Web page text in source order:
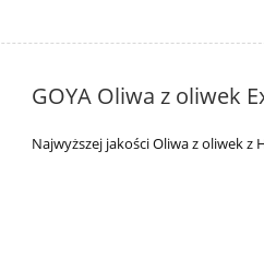
GOYA Oliwa z oliwek
Najwyższej jakości Oliwa z oliwek z